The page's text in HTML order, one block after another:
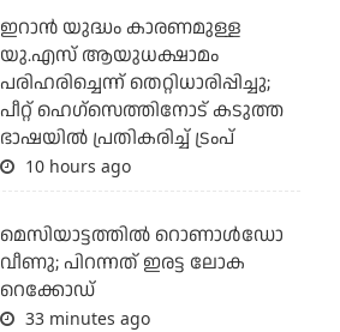
ഇറാന്‍ യുദ്ധം കാരണമുള്ള
യു.എസ് ആയുധക്ഷാമം
പരിഹരിച്ചെന്ന് തെറ്റിധാരിപ്പിച്ചു;
പീറ്റ് ഹെഗ്‌സെത്തിനോട് കടുത്ത
ഭാഷയില്‍ പ്രതികരിച്ച് ട്രംപ്
10 hours ago
മെസിയാട്ടത്തില്‍ റൊണാള്‍ഡോ
വീണു; പിറന്നത് ഇരട്ട ലോക
റെക്കോഡ്
33 minutes ago